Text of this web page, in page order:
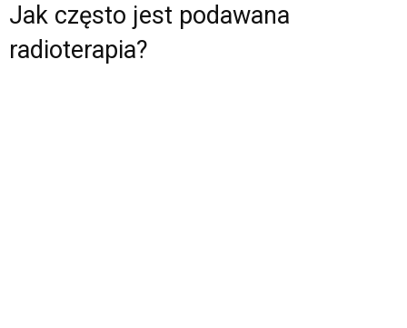
Jak często jest podawana
radioterapia?